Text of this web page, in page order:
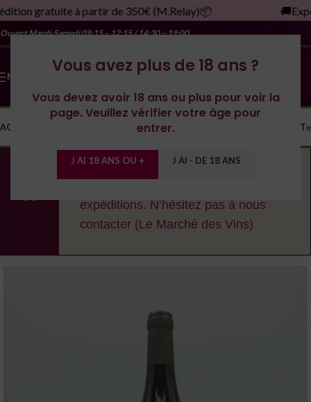
Vous avez plus de 18 ans ?
Vous devez avoir 18 ans ou plus pour voir la
page. Veuillez vérifier votre âge pour
entrer.
J AI 18 ANS OU + J AI - DE 18 ANS
gratuite à partir de 350€ (M.Relay)📦
Ouvert Mardi-Samedi09:15 – 12:15 / 14:30 – 19:00
MENU
ACCUEIL LES DOMAINESYONNE CONTACT
En cas de fortes chaleurs, nous nous
expéditions. N’hésitez pas à nous
contacter (Le Marché des Vins)